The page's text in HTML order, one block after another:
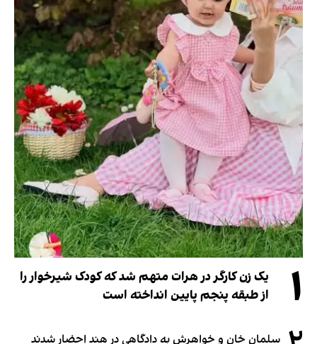
۱
یک زن کارگر در هرات متهم شد که کودک شیرخوار را
از طبقه پنجم پایین انداخته است
سلمان خان و خواهرش به دادگاهی در هند احضار شدند